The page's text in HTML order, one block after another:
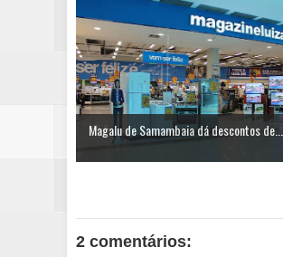
Magalu de Samambaia dá descontos de...
2 comentários: